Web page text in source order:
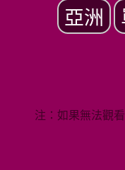
亞洲
注：如果無法觀